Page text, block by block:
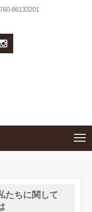
86133201

たちに関して